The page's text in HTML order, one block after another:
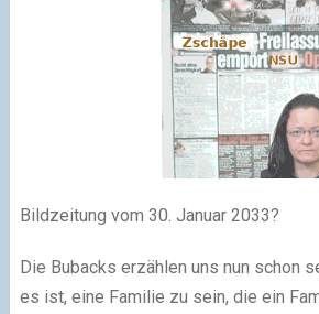
Bildzeitung vom 30. Januar 2033?
Die Bubacks erzählen uns nun schon
es ist, eine Familie zu sein, die ein